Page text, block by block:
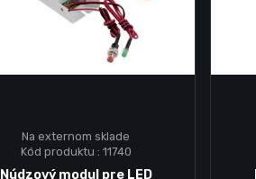
Vložiť do košika
Na externom sklade
Kód produktu : 11740
Núdzový modul pre LED